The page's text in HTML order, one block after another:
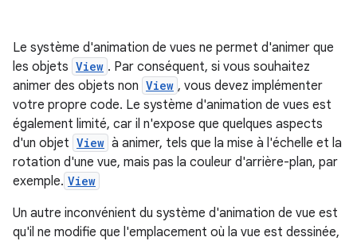
Le système d'animation de vues ne permet d'animer que
les objets View . Par conséquent, si vous souhaitez
animer des objets non View , vous devez implémenter
votre propre code. Le système d'animation de vues est
également limité, car il n'expose que quelques aspects
d'un objet View à animer, tels que la mise à l'échelle et la
rotation d'une vue, mais pas la couleur d'arrière-plan, par
exemple. View
Un autre inconvénient du système d'animation de vue est
qu'il ne modifie que l'emplacement où la vue est dessinée,